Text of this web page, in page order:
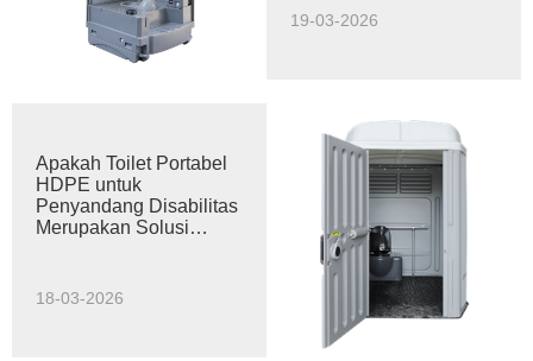
19-03-2026
Apakah Toilet Portabel
HDPE untuk
Penyandang Disabilitas
Merupakan Solusi
18-03-2026